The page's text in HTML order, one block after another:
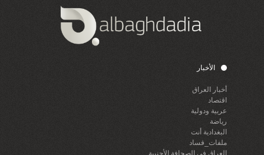
الأخبار
أخبار العراق
اقتصاد
عربية ودولية
رياضة
البغدادية أنت
ملفات_فساد